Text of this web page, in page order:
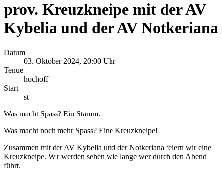
prov. Kreuzkneipe mit der AV
Kybelia und der AV Notkeriana
Datum
03. Oktober 2024, 20:00 Uhr
Tenue
hochoff
Start
st
Was macht Spass? Ein Stamm.
Was macht noch mehr Spass? Eine Kreuzkneipe!
Zusammen mit der AV Kybelia und der Notkeriana feiern wir eine
Kreuzkneipe. Wir werden sehen wie lange wer durch den Abend
führt.